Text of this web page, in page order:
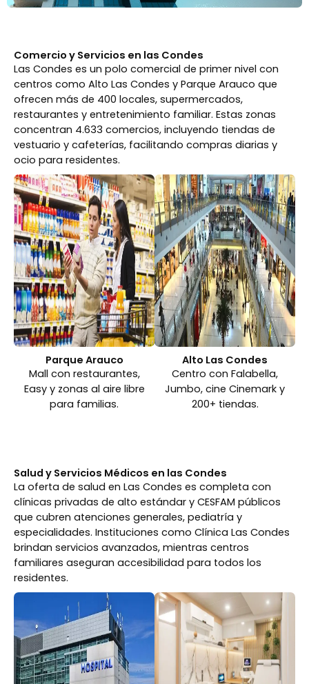
Comercio y Servicios en las Condes
Las Condes es un polo comercial de primer nivel con
centros como Alto Las Condes y Parque Arauco que
ofrecen más de 400 locales, supermercados,
restaurantes y entretenimiento familiar. Estas zonas
concentran 4.633 comercios, incluyendo tiendas de
vestuario y cafeterías, facilitando compras diarias y
ocio para residentes.
Parque Arauco
Mall con restaurantes,
Easy y zonas al aire libre
para familias.
Alto Las Condes
Centro con Falabella,
Jumbo, cine Cinemark y
200+ tiendas.
Salud y Servicios Médicos en las Condes
La oferta de salud en Las Condes es completa con
clínicas privadas de alto estándar y CESFAM públicos
que cubren atenciones generales, pediatría y
especialidades. Instituciones como Clínica Las Condes
brindan servicios avanzados, mientras centros
familiares aseguran accesibilidad para todos los
residentes.